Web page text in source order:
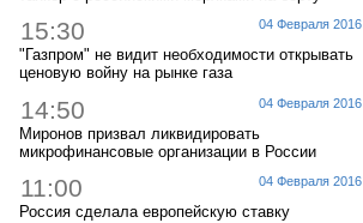
04 Февраля 2016
15:30
"Газпром" не видит необходимости открывать
ценовую войну на рынке газа
04 Февраля 2016
14:50
Миронов призвал ликвидировать
микрофинансовые организации в России
04 Февраля 2016
11:00
Россия сделала европейскую ставку